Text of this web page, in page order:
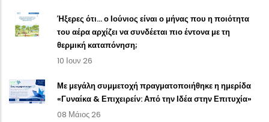
Ήξερες ότι… ο Ιούνιος είναι ο μήνας που η ποιότητα
του αέρα αρχίζει να συνδέεται πιο έντονα με τη
θερμική καταπόνηση;
10 Ιουν 26
Με μεγάλη συμμετοχή πραγματοποιήθηκε η ημερίδα
«Γυναίκα & Επιχειρείν: Από την Ιδέα στην Επιτυχία»
08 Μάιος 26